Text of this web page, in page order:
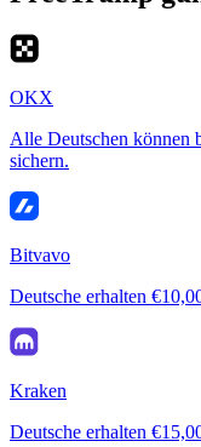
OKX
Alle Deutschen können
sichern.
Bitvavo
Deutsche erhalten
Kraken
Deutsche erhalten